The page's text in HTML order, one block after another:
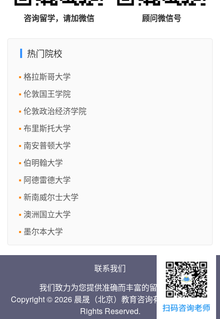
咨询留学，请加微信 顾问微信号
热门院校
格拉斯哥大学
伦敦国王学院
伦敦政治经济学院
布里斯托大学
南安普顿大学
伯明翰大学
阿德雷德大学
新南威尔士大学
澳洲国立大学
墨尔本大学
联系我们
我们致力为您提供准确而丰富的留学信息
Copyright © 2026 晨晟（北京）教育咨询有限公司 Inc. All
Rights Reserved.